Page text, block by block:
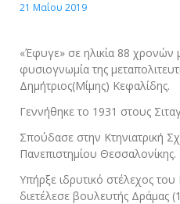
21 Μαΐου 2019
«Έφυγε» σε ηλικία 88 χρονών
φυσιογνωμία της
Δημήτριος(Μίμης) Κεφαλίδης.
Γεννήθηκε το 1931 στους
Σπούδασε στην Κτηνιατρική
Πανεπιστημίου Θεσσαλονίκης.
Υπήρξε ιδρυτικό στέλεχος
διετέλεσε βουλευτής Δράμας